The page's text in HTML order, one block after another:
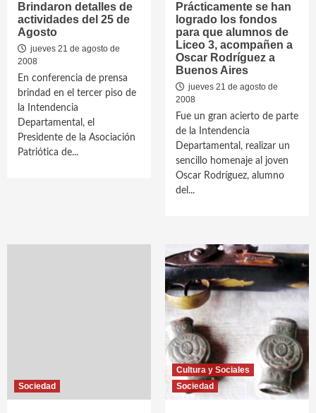
Brindaron detalles de
actividades del 25 de
Agosto
jueves 21 de agosto de
2008
En conferencia de prensa
brindad en el tercer piso de
la Intendencia
Departamental, el
Presidente de la Asociación
Patriótica de...
Prácticamente se han
logrado los fondos
para que alumnos de
Liceo 3, acompañen a
Oscar Rodríguez a
Buenos Aires
jueves 21 de agosto de
2008
Fue un gran acierto de parte
de la Intendencia
Departamental, realizar un
sencillo homenaje al joven
Oscar Rodríguez, alumno
del...
Sociedad
Cultura y Sociales
Sociedad